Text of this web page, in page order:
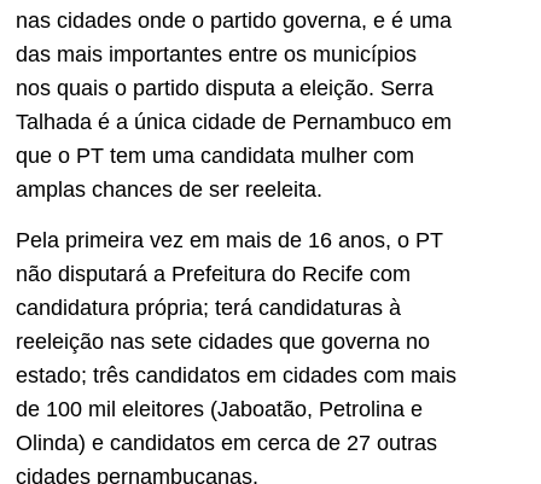
nas cidades onde o partido governa, e é uma
das mais importantes entre os municípios
nos quais o partido disputa a eleição. Serra
Talhada é a única cidade de Pernambuco em
que o PT tem uma candidata mulher com
amplas chances de ser reeleita.
Pela primeira vez em mais de 16 anos, o PT
não disputará a Prefeitura do Recife com
candidatura própria; terá candidaturas à
reeleição nas sete cidades que governa no
estado; três candidatos em cidades com mais
de 100 mil eleitores (Jaboatão, Petrolina e
Olinda) e candidatos em cerca de 27 outras
cidades pernambucanas.